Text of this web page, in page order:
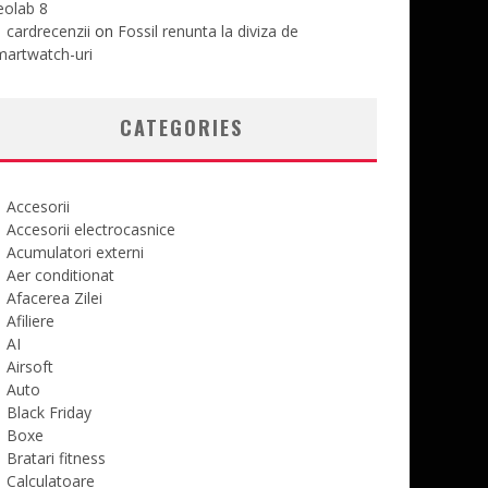
8
cardrecenzii on Fossil renunta la diviza de
uri
CATEGORIES
Accesorii
Accesorii electrocasnice
Acumulatori externi
Aer conditionat
Afacerea Zilei
Afiliere
AI
Airsoft
Auto
Black Friday
Boxe
Bratari fitness
Calculatoare